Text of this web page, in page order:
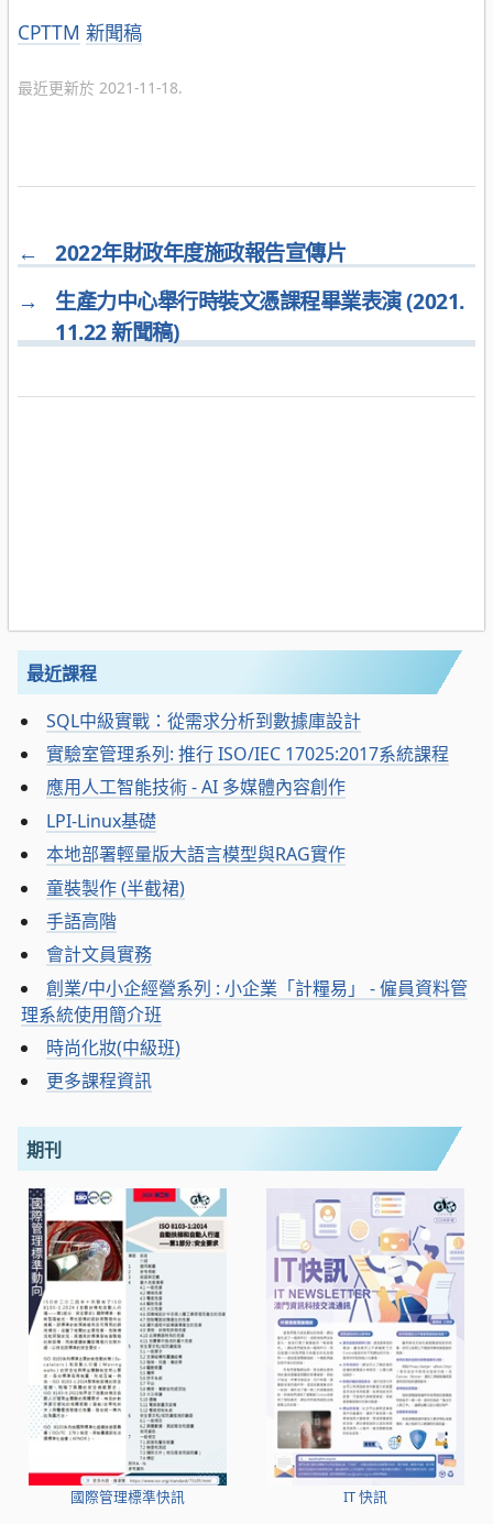
分
CPTTM 新聞稿
最近更新於 2021-11-18.
←
2022年財政年度施政報告宣傳片
→
生產力中心舉行時裝文憑課程畢業表演 (2021.
11.22 新聞稿)
最近課程
SQL中級實戰：從需求分析到數據庫設計
實驗室管理系列: 推行 ISO/IEC 17025:2017系統課程
應用人工智能技術 - AI 多媒體內容創作
LPI-Linux基礎
本地部署輕量版大語言模型與RAG實作
童裝製作 (半截裙)
手語高階
會計文員實務
創業/中小企經營系列 : 小企業「計糧易」 - 僱員資料管
理系統使用簡介班
時尚化妝(中級班)
更多課程資訊
期刊
國際管理標準快訊 IT 快訊